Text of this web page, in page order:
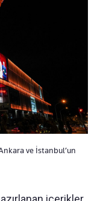
ve İstanbul’un